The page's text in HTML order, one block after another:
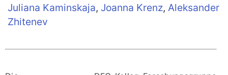
Juliana Kaminskaja, Joanna Krenz, Aleksander
Zhitenev